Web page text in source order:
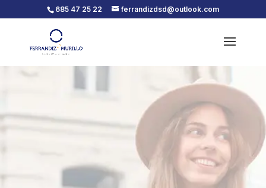
685 47 25 22 ferrandizdsd@outlook.com